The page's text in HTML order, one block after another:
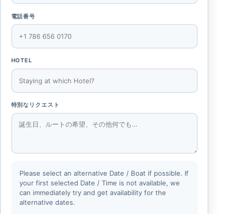
電話番号
HOTEL
特別なリクエスト
Please select an alternative Date / Boat if possible. If
your first selected Date / Time is not available, we
can immediately try and get availability for the
alternative dates.